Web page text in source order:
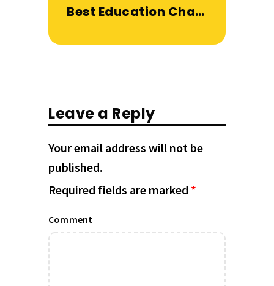
Best Education Channels on YouTube
Leave a Reply
Your email address will not be
published.
Required fields are marked *
Comment